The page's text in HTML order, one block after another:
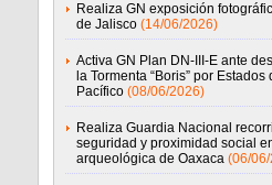
Realiza GN exposición
de Jalisco (14/06/2026)
Activa GN Plan DN-III-E ante
la Tormenta “Boris” por Estados
Pacífico (08/06/2026)
Realiza Guardia Nacional
seguridad y proximidad social
arqueológica de Oaxaca (06/